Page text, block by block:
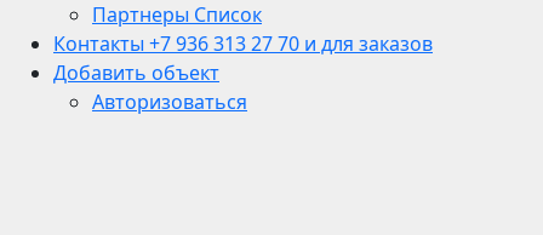
Партнеры Список
Контакты +7 936 313 27 70 и для заказов
Добавить объект
Авторизоваться